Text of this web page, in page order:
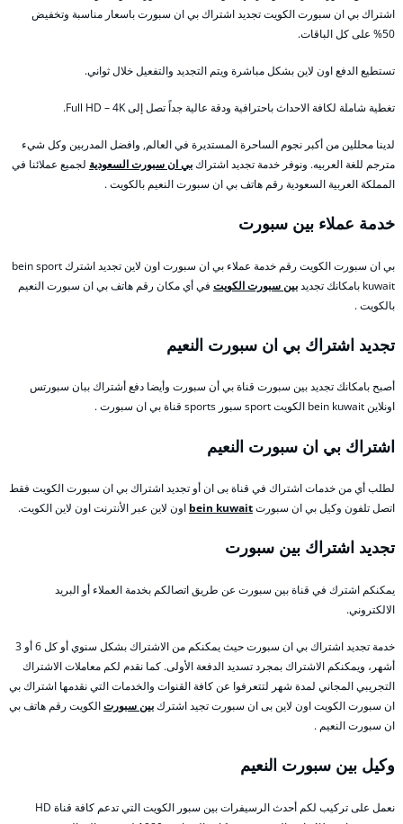
اشتراك بي ان سبورت الكويت تجديد اشتراك بي ان سبورت باسعار مناسبة وتخفيض
50% على كل الباقات.
تستطيع الدفع اون لاين بشكل مباشرة ويتم التجديد والتفعيل خلال ثواني.
تغطية شاملة لكافة الاحداث باحترافية ودقة عالية جداً تصل إلى Full HD – 4K.
لدينا محللين من أكبر نجوم الساحرة المستديرة في العالم, وافضل المدربين وكل شيء
مترجم للغة العربيه. ونوفر خدمة تجديد اشتراكبي ان سبورت السعودية لجميع عملائنا في
المملكة العربية السعودية رقم هاتف بي ان سبورت النعيم بالكويت .
خدمة عملاء بين سبورت
بي ان سبورت الكويت رقم خدمة عملاء بي ان سبورت اون لاين تجديد اشترك bein sport
kuwait بامكانك تجديد
بين سبورت الكويت في أي مكان رقم هاتف بي ان سبورت النعيم
بالكويت .
تجديد اشتراك بي ان سبورت النعيم
أصبح بامكانك تجديد بين سبورت قناة بي أن سبورت وأيضا دفع أشتراك ببان سبورتس
اونلاين bein kuwait الكويت sport سبور sports قناة بي ان سبورت .
اشتراك بي ان سبورت النعيم
لطلب أي من خدمات اشتراك في قناة بى ان أو تجديد اشتراك بي ان سبورت الكويت فقط
اتصل تلفون وكيل بي ان سبورتbein kuwait اون لاين عبر الأنترنت اون لاين الكويت.
تجديد اشتراك بين سبورت
يمكنكم اشترك في قناة بين سبورت عن طريق اتصالكم بخدمة العملاء أو البريد
الالكتروني.
خدمة تجديد اشتراك بي ان سبورت حيث يمكنكم من الاشتراك بشكل سنوي أو كل 6 أو 3
أشهر، ويمكنكم الاشتراك بمجرد تسديد الدفعة الأولى. كما نقدم لكم معاملات الاشتراك
التجريبي المجاني لمدة شهر لتتعرفوا عن كافة القنوات والخدمات التي نقدمها اشتراك بي
ان سبورت الكويت اون لاين بى ان سبورت تجيد اشتركبين سبورتالكويت رقم هاتف بي
ان سبورت النعيم .
وكيل بين سبورت النعيم
نعمل على تركيب لكم أحدث الرسيفرات بين سبور الكويت التي تدعم كافة قناة HD